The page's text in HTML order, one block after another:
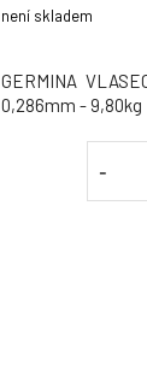
není skladem
GERMINA
0,286mm - 9,80kg
-